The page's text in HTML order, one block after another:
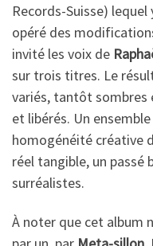
Records-Suisse)
opéré des
invité les voix de
sur trois titres. Le
variés, tantôt
et libérés. Un
homogénéité créative
réel tangible, un passé
surréalistes.
À noter que cet album